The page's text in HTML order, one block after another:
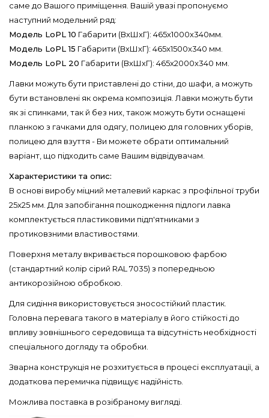
саме до Вашого приміщення. Вашій увазі пропонуємо
наступний модельний ряд:
Модель LoPL 10 Габарити (ВхШхГ): 465х1000х340мм.
Модель LoPL 15 Габарити (ВхШхГ): 465x1500x340 мм.
Модель LoPL 20 Габарити (ВхШхГ): 465x2000x340 мм.
Лавки можуть бути приставлені до стіни, до шафи, а можуть
бути встановлені як окрема композиція. Лавки можуть бути
як зі спинками, так й без них, також можуть бути оснащені
планкою з гачками для одягу, полицею для головних уборів,
полицею для взуття - Ви можете обрати оптимальний
варіант, що підходить саме Вашим відвідувачам.
Характеристики та опис:
В основі виробу міцний металевий каркас з профільної труби
25х25 мм. Для запобігання пошкодження підлоги лавка
комплектується пластиковими підп'ятниками з
протиковзними властивостями.
Поверхня металу вкривається порошковою фарбою
(стандартний колір сірий RAL 7035) з попередньою
антикорозійною обробкою.
Для сидіння використовується зносостійкий пластик.
Головна перевага такого в матеріалу в його стійкості до
впливу зовнішнього середовища та відсутність необхідності
спеціального догляду та обробки.
Зварна конструкція не розхитується в процесі експлуатації, а
додаткова перемичка підвищує надійність.
Можлива поставка в розібраному вигляді.